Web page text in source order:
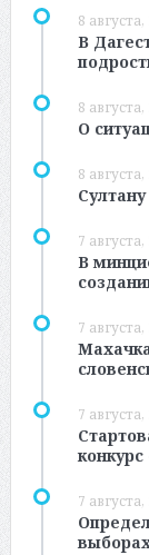
8
В
8
О
8
7
В
7
7
конкурс
7